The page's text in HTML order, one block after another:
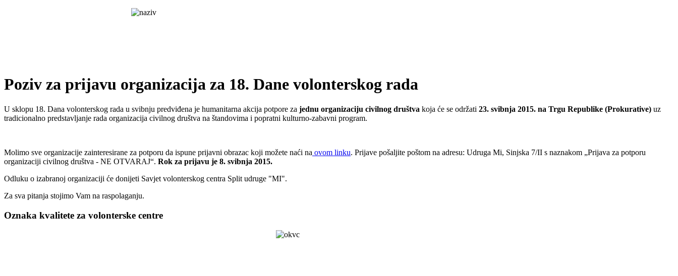
Poziv za prijavu organizacija za 18. Dane volonterskog rada
U sklopu 18. Dana volonterskog rada u svibnju predviđena je humanitarna akcija potpore za jednu organizaciju civilnog društva koja će se održati 23. svibnja 2015. na Trgu Republike (Prokurative) uz
tradicionalno predstavljanje rada organizacija civilnog društva na štandovima i popratni kulturno-zabavni program.
Molimo sve organizacije zainteresirane za potporu da ispune prijavni obrazac koji možete naći na ovom linku. Prijave pošaljite poštom na adresu: Udruga Mi, Sinjska 7/II s naznakom „Prijava za potporu
organizaciji civilnog društva - NE OTVARAJ“. Rok za prijavu je 8. svibnja 2015.
Odluku o izabranoj organizaciji će donijeti Savjet volonterskog centra Split udruge "MI".
Za sva pitanja stojimo Vam na raspolaganju.
Oznaka kvalitete za volonterske centre